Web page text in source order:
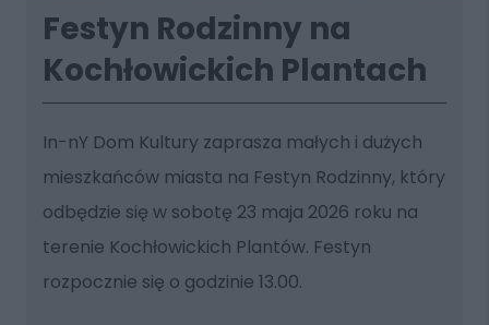
Festyn Rodzinny na
Kochłowickich Plantach
In-nY Dom Kultury zaprasza małych i dużych
mieszkańców miasta na Festyn Rodzinny, który
odbędzie się w sobotę 23 maja 2026 roku na
terenie Kochłowickich Plantów. Festyn
rozpocznie się o godzinie 13.00.